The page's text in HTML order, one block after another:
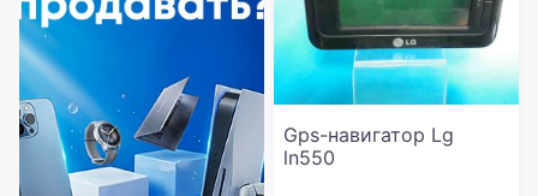
Gps-навигатор Lg
ln550